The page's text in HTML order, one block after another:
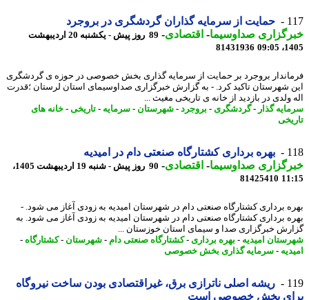
حمایت از سرمایه گذاران گردشگری در بروجرد
صداوسیما-اقتصادی-
89 روز پیش - یکشنبه 20 اردیبهشت
81431936
بروجرد بر حمایت از سرمایه گذاری بخش خصوصی در حوزه ی گردشگری
شهرستان تاکید کرد. - به گزارش خبرگزاری صداوسیمای استان لرستان ؛قدرت
ولدی در بازدید از خانه ی تاریخی مغیث ...
گذار -گردشگری- بروجرد-شهرستان-سرمایه -تاریخی -خانه های
بهره برداری کشتارگاه صنعتی دام در امیدیه
صداوسیما-اقتصادی-
90 روز پیش - شنبه 19 اردیبهشت 1405،
81425410
برداری کشتارگاه صنعتی دام در شهرستان امیدیه به زودی آغاز می شود. -
برداری کشتارگاه صنعتی دام در شهرستان امیدیه به زودی آغاز می شود. به
خبرگزاری صدا و سیمای استان خوزستان ...
امیدیه-بهره برداری- کشتارگاه صنعتی دام-شهرستان-کشتارگاه-
-سرمایه گذاری بخش خصوصی
ریشه اصلی ناترازی برق، غیراقتصادی بودن ساخت نیروگاه
بخش خصوصی است